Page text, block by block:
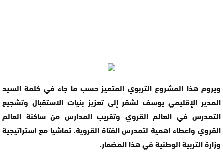
ويروم هذا المشروع التربوي المتميز حسب ما جاء في كلمة السيد
المدير الإقليمي يوسف لشقر إلى تعزيز بنيات الاستقبال وتشجيع
التمدرس في العالم القروي وتقريب المدارس من ساكنة العالم
القروي واعطاء اهمية لتمدرس الفتاة القروية، تماشيا مع استراتيجية
وزارة التربية الوطنية في هذا المضمار.